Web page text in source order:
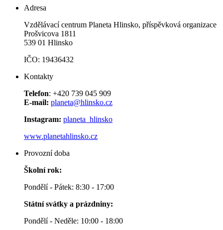
Adresa
Vzdělávací centrum Planeta Hlinsko, příspěvková organizace
Prošvicova 1811
539 01 Hlinsko
IČO: 19436432
Kontakty
Telefon: +420 739 045 909
E-mail: planeta@hlinsko.cz
Instagram: planeta_hlinsko
www.planetahlinsko.cz
Provozní doba
Školní rok:
Pondělí - Pátek: 8:30 - 17:00
Státní svátky a prázdniny:
Pondělí - Neděle: 10:00 - 18:00